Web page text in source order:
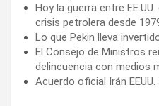
Hoy la guerra entre
crisis petrolera desde
Lo que Pekin lleva
El Consejo de Ministros
delincuencia con medios
Acuerdo oficial Irán